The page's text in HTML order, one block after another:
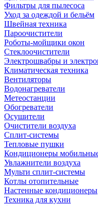
Фильтры для пылесоса
Уход за одеждой и бельём
Швейная техника
Пароочистители
Роботы-мойщики окон
Стеклоочистители
Электрошвабры и
Климатическая техника
Вентиляторы
Водонагреватели
Метеостанции
Обогреватели
Осушители
Очистители воздуха
Сплит-системы
Тепловые пушки
Кондиционеры
Увлажнители воздуха
Мульти сплит-системы
Котлы отопительные
Настенные кондиционеры
Техника для кухни